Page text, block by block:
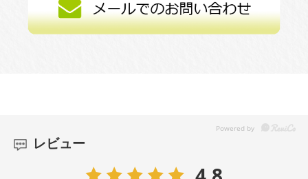
レビュー